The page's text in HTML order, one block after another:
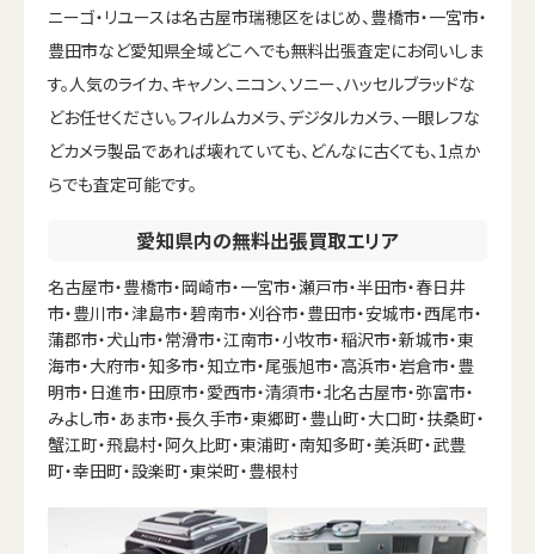
ニーゴ・リユースは名古屋市瑞穂区をはじめ、豊橋市・一宮市・
豊田市など愛知県全域どこへでも無料出張査定にお伺いしま
す。人気のライカ、キャノン、ニコン、ソニー、ハッセルブラッドな
どお任せください。フィルムカメラ、デジタルカメラ、一眼レフな
どカメラ製品であれば壊れていても、どんなに古くても、1点か
らでも査定可能です。
愛知県内の無料出張買取エリア
名古屋市・豊橋市・岡崎市・一宮市・瀬戸市・半田市・春日井
市・豊川市・津島市・碧南市・刈谷市・豊田市・安城市・西尾市・
蒲郡市・犬山市・常滑市・江南市・小牧市・稲沢市・新城市・東
海市・大府市・知多市・知立市・尾張旭市・高浜市・岩倉市・豊
明市・日進市・田原市・愛西市・清須市・北名古屋市・弥富市・
みよし市・あま市・長久手市・東郷町・豊山町・大口町・扶桑町・
蟹江町・飛島村・阿久比町・東浦町・南知多町・美浜町・武豊
町・幸田町・設楽町・東栄町・豊根村